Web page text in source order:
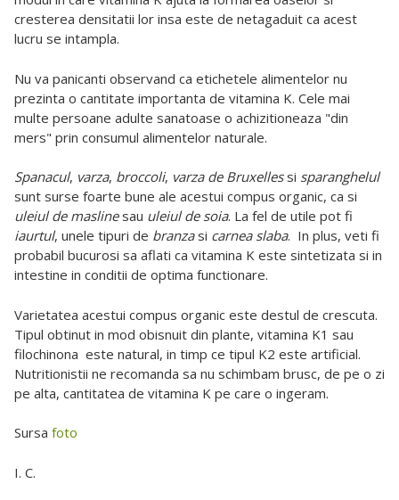
cresterea densitatii lor insa este de netagaduit ca acest
lucru se intampla.
Nu va panicanti observand ca etichetele alimentelor nu
prezinta o cantitate importanta de vitamina K. Cele mai
multe persoane adulte sanatoase o achizitioneaza "din
mers" prin consumul alimentelor naturale.
Spanacul, varza, broccoli, varza de Bruxellessi sparanghelul
sunt surse foarte bune ale acestui compus organic, ca si
uleiul de maslinesau uleiul de soia. La fel de utile pot fi
iaurtul, unele tipuri de branzasi carnea slaba. In plus, veti fi
probabil bucurosi sa aflati ca vitamina K este sintetizata si in
intestine in conditii de optima functionare.
Varietatea acestui compus organic este destul de crescuta.
Tipul obtinut in mod obisnuit din plante, vitamina K1 sau
filochinona este natural, in timp ce tipul K2 este artificial.
Nutritionistii ne recomanda sa nu schimbam brusc, de pe o zi
pe alta, cantitatea de vitamina K pe care o ingeram.
Sursa foto
I. C.